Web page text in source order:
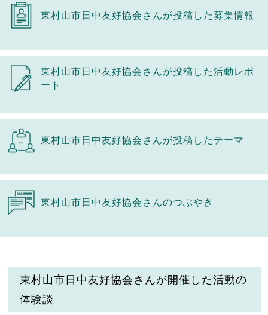
東村山市日中友好協会さんが投稿した募集情報
東村山市日中友好協会さんが投稿した活動レポ
ート
東村山市日中友好協会さんが投稿したテーマ
東村山市日中友好協会さんのつぶやき
東村山市日中友好協会さんが開催した活動の
体験談